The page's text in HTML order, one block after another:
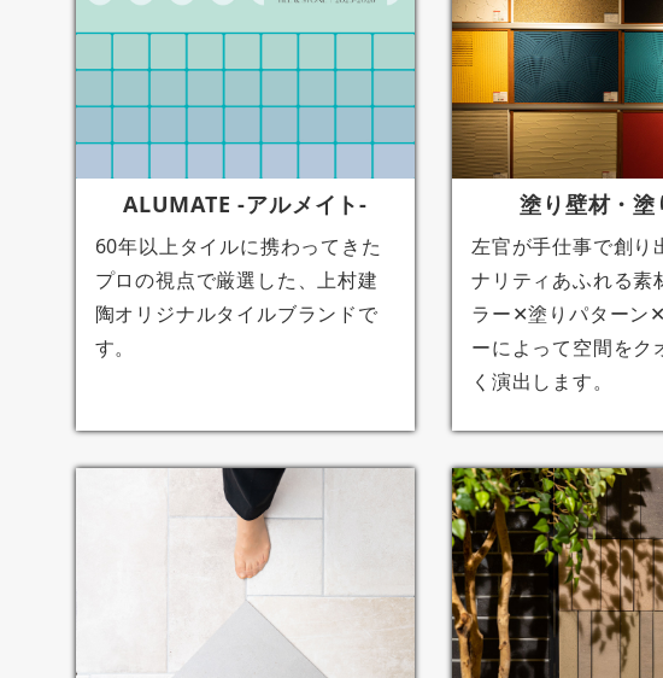
ALUMATE -アルメイト-
60年以上タイルに携わってきた
プロの視点で厳選した、上村建
陶オリジナルタイルブランドで
す。
塗り壁材・塗
左官が手仕事で創り
ナリティあふれる素
ラー✕塗りパターン
ーによって空間をク
く演出します。